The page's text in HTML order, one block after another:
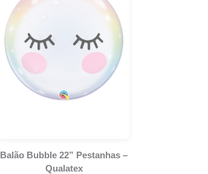
Balão Bubble 22” Pestanhas –
Qualatex